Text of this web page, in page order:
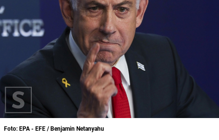
Foto: EPA - EFE / Benjamin Netanyahu